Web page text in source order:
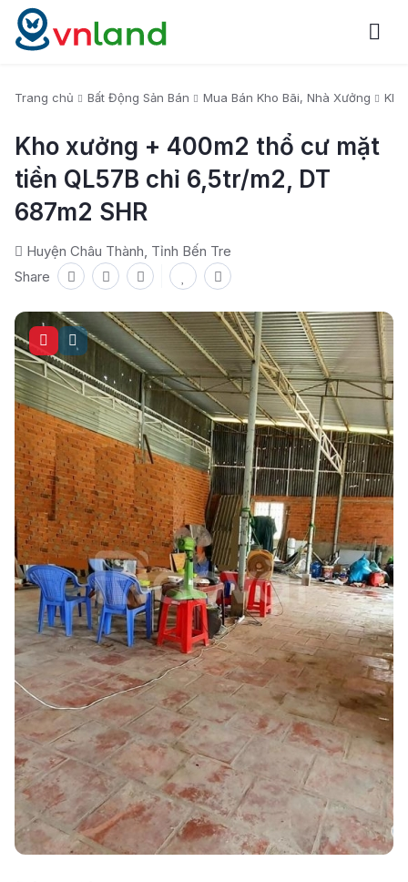
Trang chủ Bất Động Sản Bán Mua Bán Kho Bãi, Nhà Xưởng
Kho xưởng + 400m2 thổ cư mặt
tiền QL57B chỉ 6,5tr/m2, DT
687m2 SHR
Huyện Châu Thành, Tỉnh Bến Tre
Share